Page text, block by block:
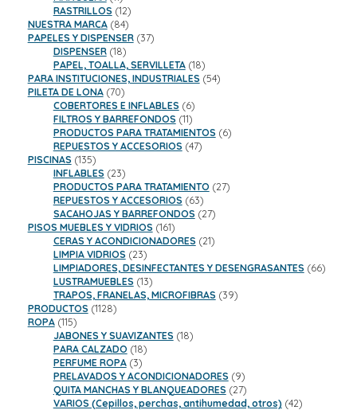
productos
RASTRILLOS 1212
productos
NUESTRA MARCA 8484
productos
PAPELES Y DISPENSER 3737
DISPENSER 1818
productos
PAPEL, TOALLA, SERVILLETA 1818
productos
PARA INSTITUCIONES, INDUSTRIALES 5454
PILETA DE LONA 7070
productos
COBERTORES E INFLABLES 66
productos
FILTROS Y BARREFONDOS 1111
productos
PRODUCTOS PARA TRATAMIENTOS 66
REPUESTOS Y ACCESORIOS 4747
PISCINAS 135135
productos
INFLABLES 2323
productos
PRODUCTOS PARA TRATAMIENTO 2727
REPUESTOS Y ACCESORIOS 6363
productos
SACAHOJAS Y BARREFONDOS 2727
PISOS MUEBLES Y VIDRIOS 161161
productos
CERAS Y ACONDICIONADORES 2121
LIMPIA VIDRIOS 2323
productos
LIMPIADORES, DESINFECTANTES Y DESENGRASANTES 6666
LUSTRAMUEBLES 1313
productos
TRAPOS, FRANELAS, MICROFIBRAS 3939
PRODUCTOS 11281128
ROPA 115115
productos
JABONES Y SUAVIZANTES 1818
PARA CALZADO 1818
PERFUME ROPA 33
productos
PRELAVADOS Y ACONDICIONADORES 99
productos
QUITA MANCHAS Y BLANQUEADORES 2727
productos
VARIOS (Cepillos, perchas, antihumedad, otros) 4242